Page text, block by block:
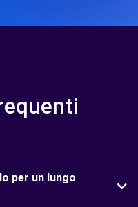
per un lungo